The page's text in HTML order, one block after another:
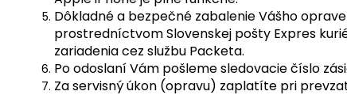
Dôkladné a bezpečné zabalenie Vášho
prostredníctvom Slovenskej pošty Expres
zariadenia cez službu Packeta.
Po odoslaní Vám pošleme sledovacie číslo
Za servisný úkon (opravu) zaplatíte pri